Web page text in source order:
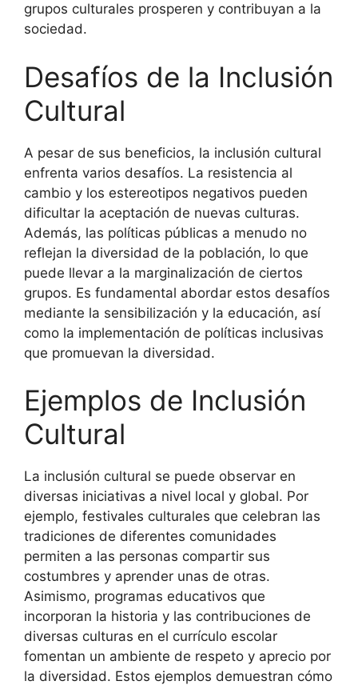
grupos culturales prosperen y contribuyan a la
sociedad.
Desafíos de la Inclusión
Cultural
A pesar de sus beneficios, la inclusión cultural
enfrenta varios desafíos. La resistencia al
cambio y los estereotipos negativos pueden
dificultar la aceptación de nuevas culturas.
Además, las políticas públicas a menudo no
reflejan la diversidad de la población, lo que
puede llevar a la marginalización de ciertos
grupos. Es fundamental abordar estos desafíos
mediante la sensibilización y la educación, así
como la implementación de políticas inclusivas
que promuevan la diversidad.
Ejemplos de Inclusión
Cultural
La inclusión cultural se puede observar en
diversas iniciativas a nivel local y global. Por
ejemplo, festivales culturales que celebran las
tradiciones de diferentes comunidades
permiten a las personas compartir sus
costumbres y aprender unas de otras.
Asimismo, programas educativos que
incorporan la historia y las contribuciones de
diversas culturas en el currículo escolar
fomentan un ambiente de respeto y aprecio por
la diversidad. Estos ejemplos demuestran cómo